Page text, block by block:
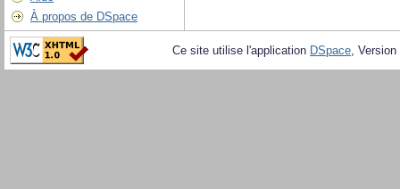
À propos de DSpace
Ce site utilise l'application DSpace,